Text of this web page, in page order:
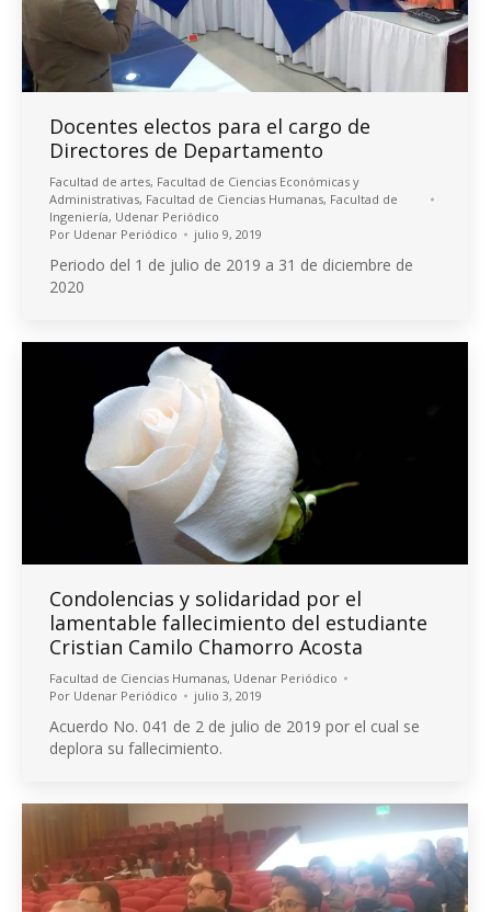
Docentes electos para el cargo de
Directores de Departamento
Facultad de artes, Facultad de Ciencias Económicas y
Administrativas, Facultad de Ciencias Humanas, Facultad de
Ingeniería, Udenar Periódico
Por Udenar Periódico julio 9, 2019
Periodo del 1 de julio de 2019 a 31 de diciembre de
2020
Condolencias y solidaridad por el
lamentable fallecimiento del estudiante
Cristian Camilo Chamorro Acosta
Facultad de Ciencias Humanas, Udenar Periódico
Por Udenar Periódico julio 3, 2019
Acuerdo No. 041 de 2 de julio de 2019 por el cual se
deplora su fallecimiento.